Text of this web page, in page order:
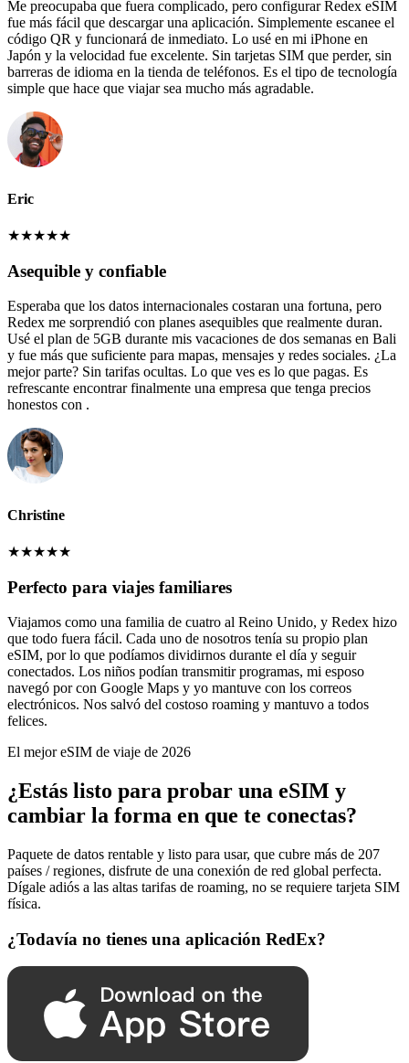
Me preocupaba que fuera complicado, pero configurar Redex eSIM
fue más fácil que descargar una aplicación. Simplemente escanee el
código QR y funcionará de inmediato. Lo usé en mi iPhone en
Japón y la velocidad fue excelente. Sin tarjetas SIM que perder, sin
barreras de idioma en la tienda de teléfonos. Es el tipo de tecnología
simple que hace que viajar sea mucho más agradable.
Eric
★★★★★
Asequible y confiable
Esperaba que los datos internacionales costaran una fortuna, pero
Redex me sorprendió con planes asequibles que realmente duran.
Usé el plan de 5GB durante mis vacaciones de dos semanas en Bali
y fue más que suficiente para mapas, mensajes y redes sociales. ¿La
mejor parte? Sin tarifas ocultas. Lo que ves es lo que pagas. Es
refrescante encontrar finalmente una empresa que tenga precios
honestos con .
Christine
★★★★★
Perfecto para viajes familiares
Viajamos como una familia de cuatro al Reino Unido, y Redex hizo
que todo fuera fácil. Cada uno de nosotros tenía su propio plan
eSIM, por lo que podíamos dividirnos durante el día y seguir
conectados. Los niños podían transmitir programas, mi esposo
navegó por con Google Maps y yo mantuve con los correos
electrónicos. Nos salvó del costoso roaming y mantuvo a todos
felices.
El mejor eSIM de viaje de 2026
¿Estás listo para probar una eSIM y
cambiar la forma en que te conectas?
Paquete de datos rentable y listo para usar, que cubre más de 207
países / regiones, disfrute de una conexión de red global perfecta.
Dígale adiós a las altas tarifas de roaming, no se requiere tarjeta SIM
física.
¿Todavía no tienes una aplicación RedEx?